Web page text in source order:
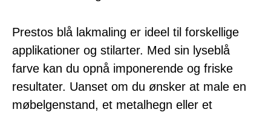
Prestos blå lakmaling er ideel til forskellige
applikationer og stilarter. Med sin lyseblå
farve kan du opnå imponerende og friske
resultater. Uanset om du ønsker at male en
møbelgenstand, et metalhegn eller et